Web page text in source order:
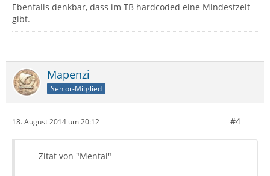
Ebenfalls denkbar, dass im TB hardcoded eine Mindestzeit
gibt.
Mapenzi
Senior-Mitglied
18. August 2014 um 20:12 #4
Zitat von "Mental"